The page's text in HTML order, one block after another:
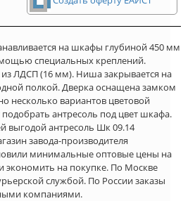
на шкафы глубиной 450 мм
специальных креплений.
из ЛДСП (16 мм). Ниша закрывается на
полкой. Дверка оснащена замком
несколько вариантов цветовой
антресоль под цвет шкафа.
выгодой антресоль Шк 09.14
завода-производителя
минимальные оптовые цены на
экономить на покупке. По Москве
службой. По России заказы
компаниями.